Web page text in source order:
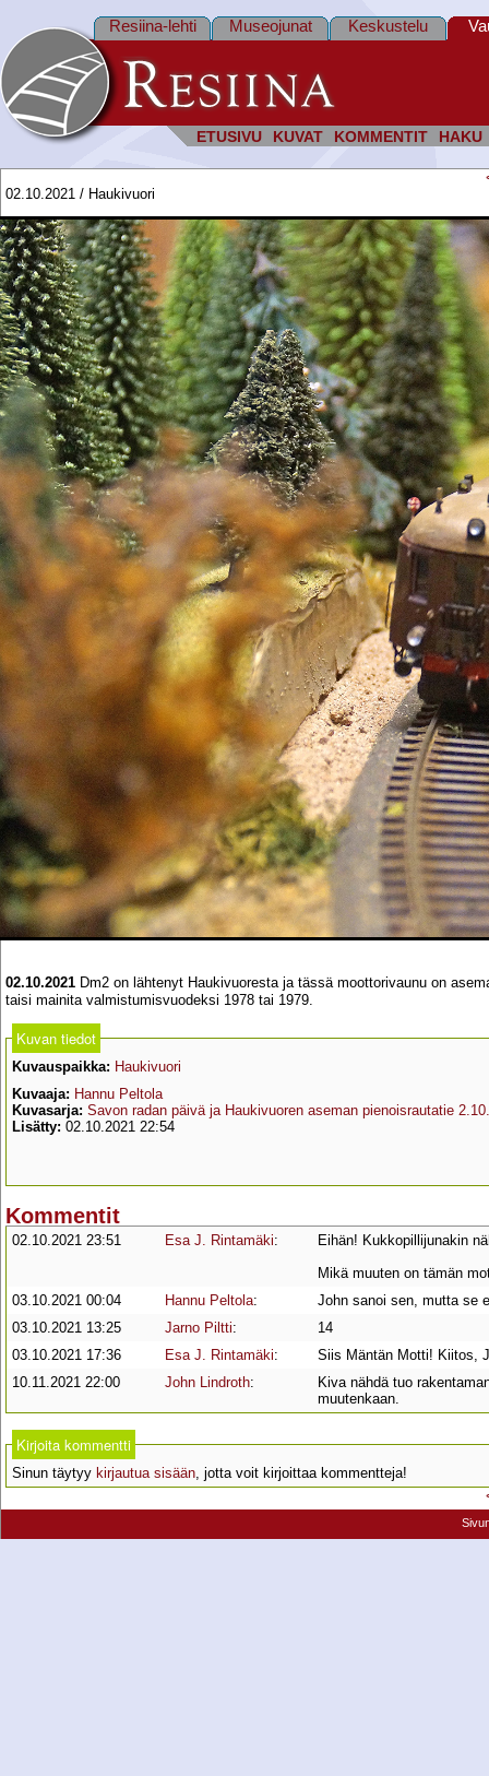
ETUSIVU KUVAT KOMMENTIT HAKU
Resiina-lehti Museojunat Keskustelu
02.10.2021 / Haukivuori
02.10.2021 Dm2 on lähtenyt Haukivuoresta ja tässä moottorivaunu on
taisi mainita valmistumisvuodeksi 1978 tai 1979.
Kuvan tiedot
Kuvauspaikka: Haukivuori
Kuvaaja: Hannu Peltola
Kuvasarja: Savon radan päivä ja Haukivuoren aseman pienoisrautatie
Lisätty: 02.10.2021 22:54
Kommentit
02.10.2021 23:51 Esa J. Rintamäki:
Eihän! Kukkopillijunakin
Mikä muuten on tämän
03.10.2021 00:04
Hannu Peltola:
John sanoi sen, mutta se
03.10.2021 13:25
Jarno Piltti:
14
03.10.2021 17:36
Esa J. Rintamäki:
Siis Mäntän Motti! Kiitos,
10.11.2021 22:00
John Lindroth:
Kiva nähdä tuo
muutenkaan.
Kirjoita kommentti
Sinun täytyy kirjautua sisään , jotta voit kirjoittaa kommentteja!